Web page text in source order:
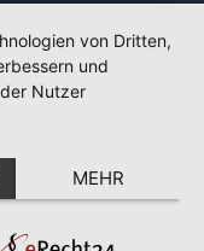
von Dritten,
und
Nutzer
MEHR